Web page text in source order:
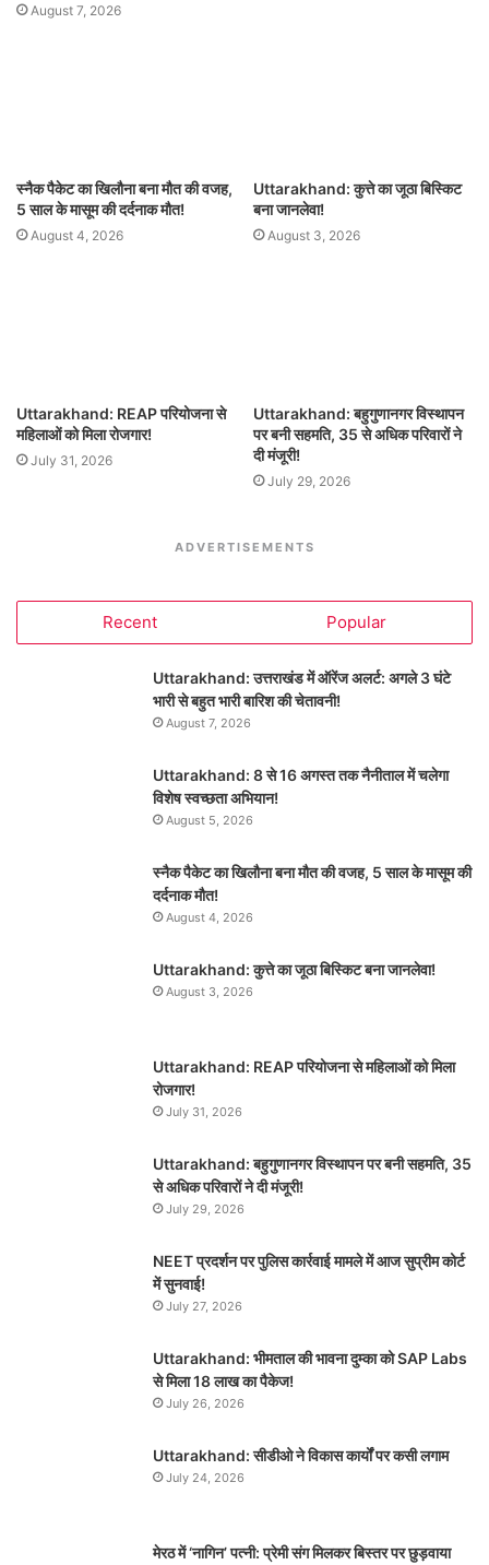
August 7, 2026
स्नैक पैकेट का खिलौना बना मौत की वजह,
5 साल के मासूम की दर्दनाक मौत!
August 4, 2026
Uttarakhand: कुत्ते का जूठा बिस्किट
बना जानलेवा!
August 3, 2026
Uttarakhand: REAP परियोजना से
महिलाओं को मिला रोजगार!
July 31, 2026
Uttarakhand: बहुगुणानगर विस्थापन
पर बनी सहमति, 35 से अधिक परिवारों ने
दी मंजूरी!
July 29, 2026
ADVERTISEMENTS
Recent Popular
Uttarakhand: उत्तराखंड में ऑरेंज अलर्ट: अगले 3 घंटे
भारी से बहुत भारी बारिश की चेतावनी!
August 7, 2026
Uttarakhand: 8 से 16 अगस्त तक नैनीताल में चलेगा
विशेष स्वच्छता अभियान!
August 5, 2026
स्नैक पैकेट का खिलौना बना मौत की वजह, 5 साल के मासूम की
दर्दनाक मौत!
August 4, 2026
Uttarakhand: कुत्ते का जूठा बिस्किट बना जानलेवा!
August 3, 2026
Uttarakhand: REAP परियोजना से महिलाओं को मिला
रोजगार!
July 31, 2026
Uttarakhand: बहुगुणानगर विस्थापन पर बनी सहमति, 35
से अधिक परिवारों ने दी मंजूरी!
July 29, 2026
NEET प्रदर्शन पर पुलिस कार्रवाई मामले में आज सुप्रीम कोर्ट
में सुनवाई!
July 27, 2026
Uttarakhand: भीमताल की भावना दुम्का को SAP Labs
से मिला 18 लाख का पैकेज!
July 26, 2026
Uttarakhand: सीडीओ ने विकास कार्यों पर कसी लगाम
July 24, 2026
मेरठ में ‘नागिन’ पत्नी: प्रेमी संग मिलकर बिस्तर पर छुड़वाया